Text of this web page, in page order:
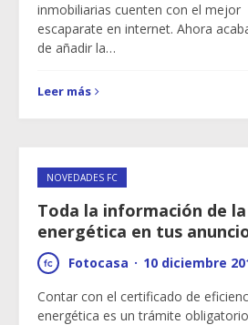
inmobiliarias cuenten con el mejor
escaparate en internet. Ahora
de añadir la…
Leer más
NOVEDADES FC
Toda la información de
energética en tus
Fotocasa · 10 diciembre
Contar con el certificado de
energética es un trámite obligatorio